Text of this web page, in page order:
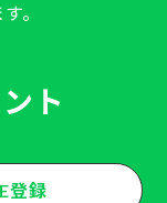
。
ト
登録